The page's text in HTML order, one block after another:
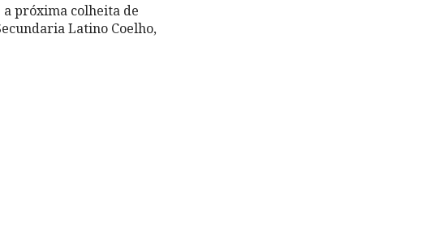
a próxima colheita de
Latino Coelho,